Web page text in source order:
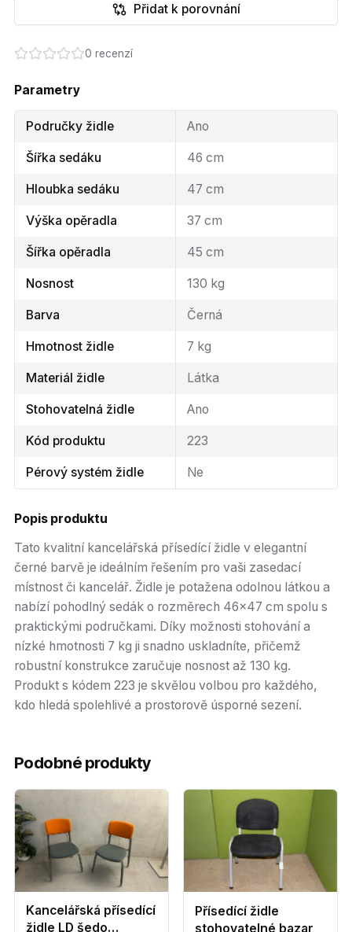
Přidat k porovnání
0 recenzí
Parametry
Područky židle Ano
Šířka sedáku 46 cm
Hloubka sedáku 47 cm
Výška opěradla 37 cm
Šířka opěradla 45 cm
Nosnost 130 kg
Barva Černá
Hmotnost židle 7 kg
Materiál židle Látka
Stohovatelná židle Ano
Kód produktu 223
Pérový systém židle Ne
Popis produktu
Tato kvalitní kancelářská přísedící židle v elegantní
černé barvě je ideálním řešením pro vaši zasedací
místnost či kancelář. Židle je potažena odolnou látkou a
nabízí pohodlný sedák o rozměrech 46x47 cm spolu s
praktickými područkami. Díky možnosti stohování a
nízké hmotnosti 7 kg ji snadno uskladníte, přičemž
robustní konstrukce zaručuje nosnost až 130 kg.
Produkt s kódem 223 je skvělou volbou pro každého,
kdo hledá spolehlivé a prostorově úsporné sezení.
Podobné produkty
Kancelářská přísedící
židle LD šedo
Přísedící židle
stohovatelné bazar